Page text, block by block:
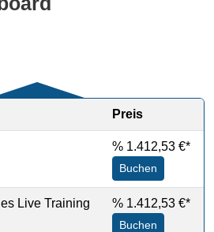
Preis
% 1.412,53 €*
Buchen
Live Training % 1.412,53 €*
Buchen